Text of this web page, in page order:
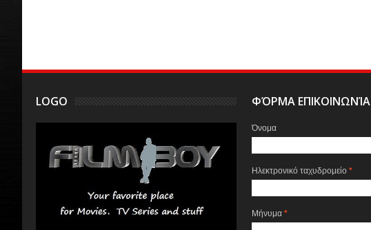
LOGO ΦΌΡΜΑ
Όνομα
Ηλεκτρονικό ταχυδρομείο*
Μήνυμα*